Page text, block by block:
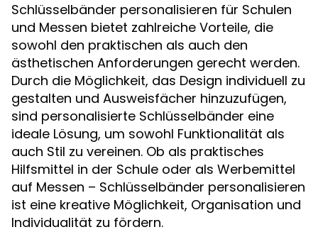
Schlüsselbänder personalisieren für Schulen
und Messen bietet zahlreiche Vorteile, die
sowohl den praktischen als auch den
ästhetischen Anforderungen gerecht werden.
Durch die Möglichkeit, das Design individuell zu
gestalten und Ausweisfächer hinzuzufügen,
sind personalisierte Schlüsselbänder eine
ideale Lösung, um sowohl Funktionalität als
auch Stil zu vereinen. Ob als praktisches
Hilfsmittel in der Schule oder als Werbemittel
auf Messen – Schlüsselbänder personalisieren
ist eine kreative Möglichkeit, Organisation und
Individualität zu fördern.